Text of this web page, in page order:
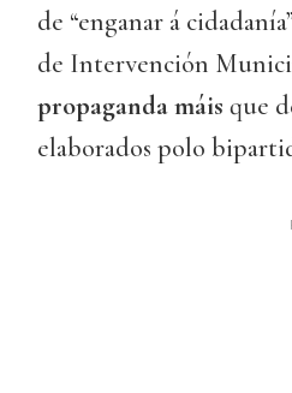
de “enganar á
de Intervención
propaganda máis que
elaborados polo